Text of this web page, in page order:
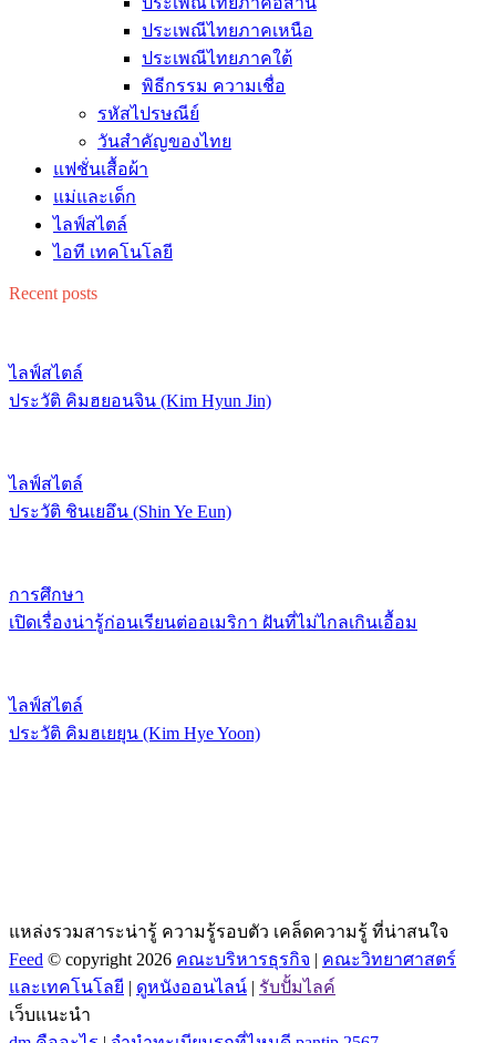
ประเพณีไทยภาคเหนือ
ประเพณีไทยภาคใต้
พิธีกรรม ความเชื่อ
รหัสไปรษณีย์
วันสำคัญของไทย
แฟชั่นเสื้อผ้า
แม่และเด็ก
ไลฟ์สไตล์
ไอที เทคโนโลยี
Recent posts
ไลฟ์สไตล์
ประวัติ คิมฮยอนจิน (Kim Hyun Jin)
ไลฟ์สไตล์
ประวัติ ชินเยอึน (Shin Ye Eun)
การศึกษา
เปิดเรื่องน่ารู้ก่อนเรียนต่ออเมริกา ฝันที่ไม่ไกลเกินเอื้อม
ไลฟ์สไตล์
ประวัติ คิมฮเยยุน (Kim Hye Yoon)
แหล่งรวมสาระน่ารู้ ความรู้รอบตัว เคล็ดความรู้ ที่น่าสนใจ
Feed © copyright 2026 คณะบริหารธุรกิจ | คณะวิทยาศาสตร์
และเทคโนโลยี | ดูหนังออนไลน์ | รับปั้มไลค์
เว็บแนะนำ